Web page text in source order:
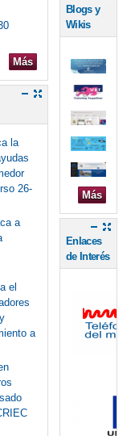
Más
la
26-
a
el
a
Blogs y
Wikis
Más
Enlaces
de Interés